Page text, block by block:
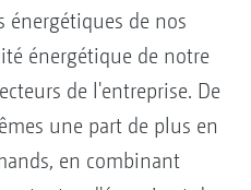
énergétiques de nos
énergétique de notre
de l'entreprise. De
une part de plus en
en combinant